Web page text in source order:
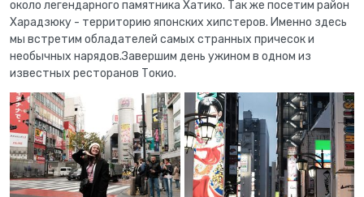
около легендарного памятника Хатико. Так же посетим район
Харадзюку - территорию японских хипстеров. Именно здесь
мы встретим обладателей самых странных причесок и
необычных нарядов.Завершим день ужином в одном из
известных ресторанов Токио.